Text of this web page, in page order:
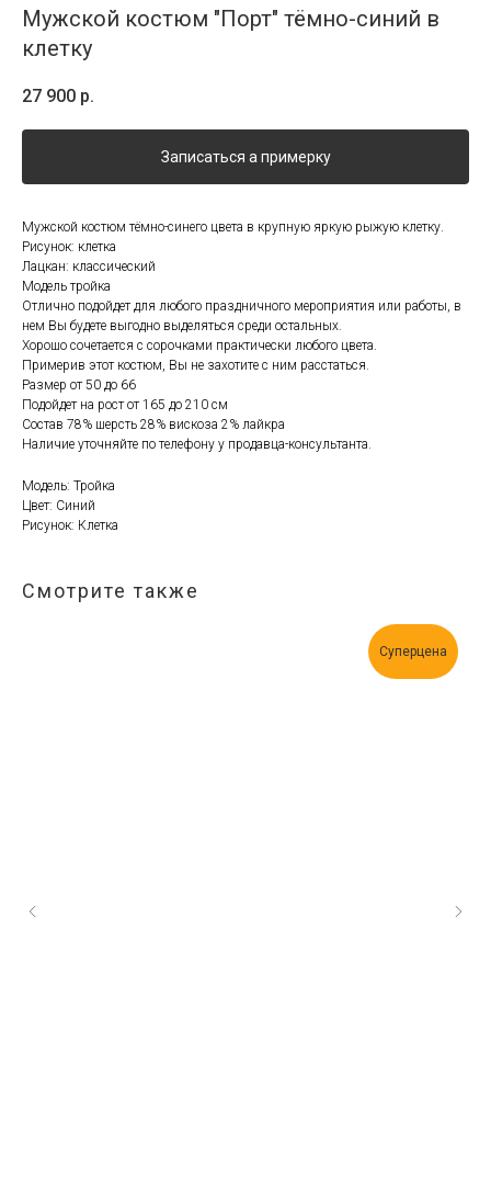
Мужской костюм "Порт" тёмно-синий в
клетку
27 900 р.
Записаться а примерку
Мужской костюм тёмно-синего цвета в крупную яркую рыжую клетку.
Рисунок: клетка
Лацкан: классический
Модель тройка
Отлично подойдет для любого праздничного мероприятия или работы, в
нем Вы будете выгодно выделяться среди остальных.
Хорошо сочетается с сорочками практически любого цвета.
Примерив этот костюм, Вы не захотите с ним расстаться.
Размер от 50 до 66
Подойдет на рост от 165 до 210 см
Состав 78% шерсть 28% вискоза 2% лайкра
Наличие уточняйте по телефону у продавца-консультанта.
Модель: Тройка
Цвет: Синий
Рисунок: Клетка
Смотрите также
Суперцена